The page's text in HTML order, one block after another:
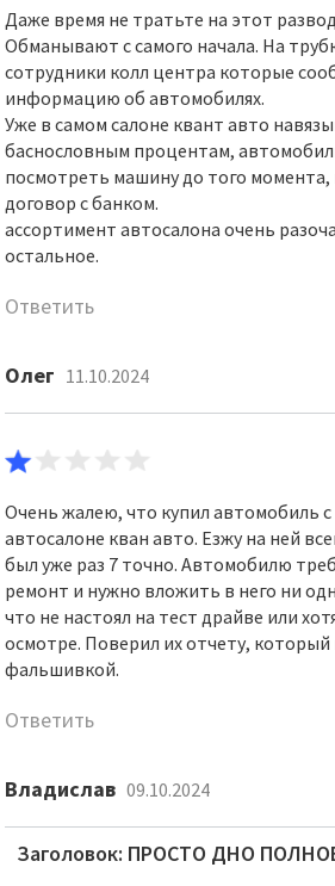
Даже время не тратьте на этот
Обманывают с самого начала. На
сотрудники колл центра которые
информацию об автомобилях.
Уже в самом салоне квант авто
баснословным процентам,
посмотреть машину до того момента,
договор с банком.
ассортимент автосалона очень
остальное.
Ответить
Олег 11.10.2024
Очень жалею, что купил автомобиль
автосалоне кван авто. Езжу на ней
был уже раз 7 точно. Автомобилю
ремонт и нужно вложить в него ни
что не настоял на тест драйве или
осмотре. Поверил их отчету, который
фальшивкой.
Ответить
Владислав 09.10.2024
Заголовок: ПРОСТО ДНО